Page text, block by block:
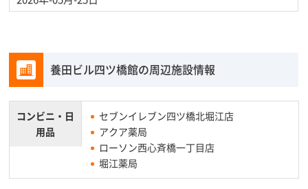
養田ビル四ツ橋館の周辺施設情報
コンビニ・ 日
用品
セブンイレブン四ツ橋北堀江店
アクア薬局
ローソン西心斉橋一丁目店
堀江薬局